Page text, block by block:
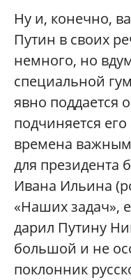
Ну и, конечно,
Путин в своих
немного, но
специальной
явно поддается
подчиняется
времена
для президента
Ивана Ильина
«Наших задач»,
дарил Путину
большой и не
поклонник